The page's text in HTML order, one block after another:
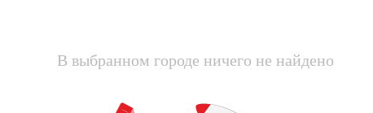
В выбранном городе ничего не найдено